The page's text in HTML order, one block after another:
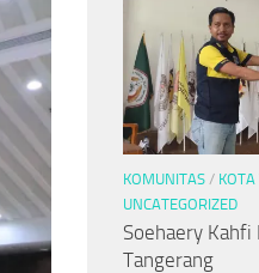
KOMUNITAS /
UNCATEGORIZED
Soehaery Kahfi
Tangerang